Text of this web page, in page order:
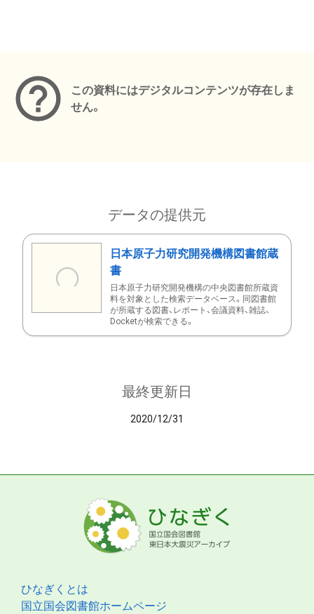
この資料にはデジタルコンテンツが存在しま
せん。
データの提供元
日本原子力研究開発機構図書館蔵
書
日本原子力研究開発機構の中央図書館所蔵資
料を対象とした検索データベース。同図書館
が所蔵する図書、レポート、会議資料、雑誌、
Docketが検索できる。
最終更新日
2020/12/31
ひなぎくとは
国立国会図書館ホームページ